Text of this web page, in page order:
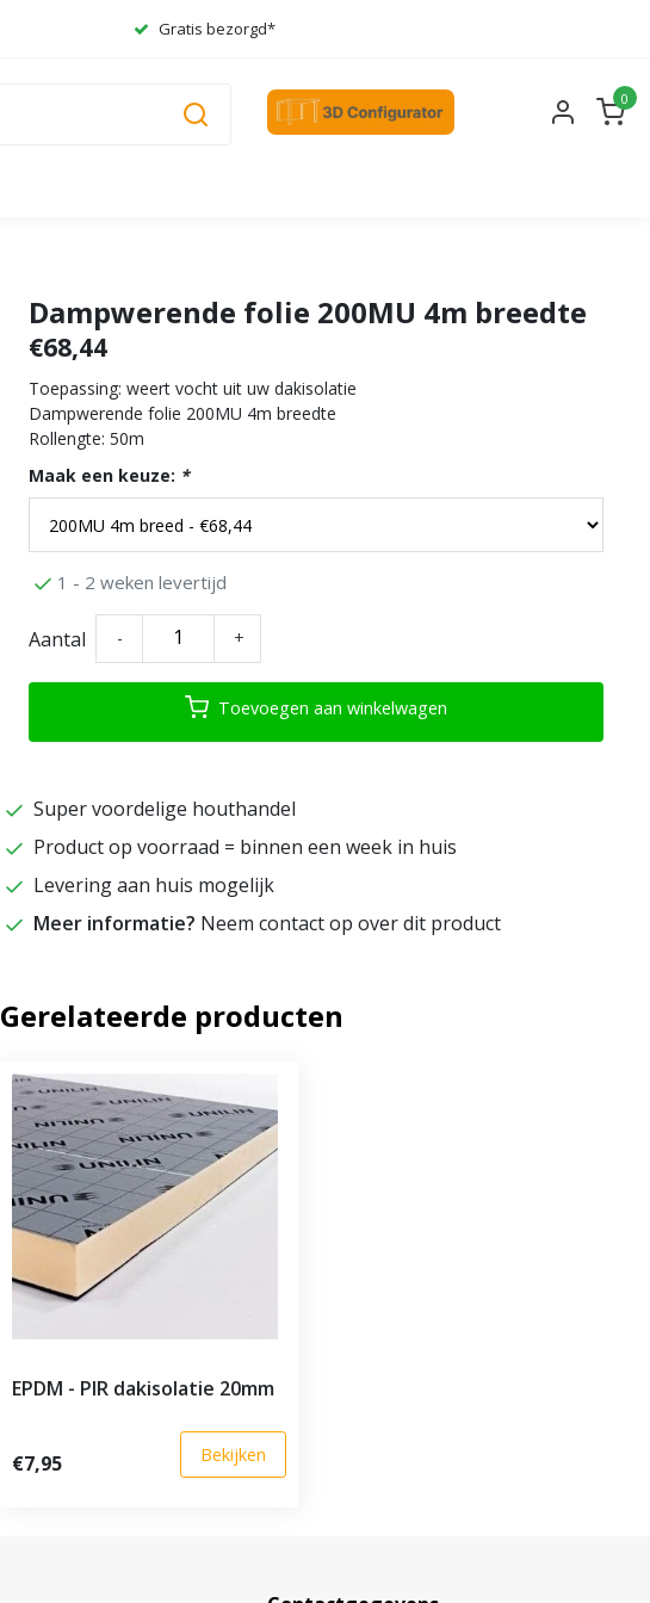
Gratis bezorgd*
0
Dampwerende folie 200MU 4m breedte
€68,44
Toepassing: weert vocht uit uw dakisolatie
Dampwerende folie 200MU 4m breedte
Rollengte: 50m
Maak een keuze: *
1 - 2 weken levertijd
Aantal - +
Toevoegen aan winkelwagen
Super voordelige houthandel
Product op voorraad = binnen een week in huis
Levering aan huis mogelijk
Meer informatie? Neem contact op over dit product
Gerelateerde producten
EPDM - PIR dakisolatie 20mm
€7,95 Bekijken